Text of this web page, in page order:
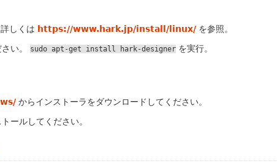
しくは https://www.hark.jp/install/linux/を参照。
い。 sudo apt-get install hark-designerを実行。
からインストーラをダウンロードしてください。
ールしてください。